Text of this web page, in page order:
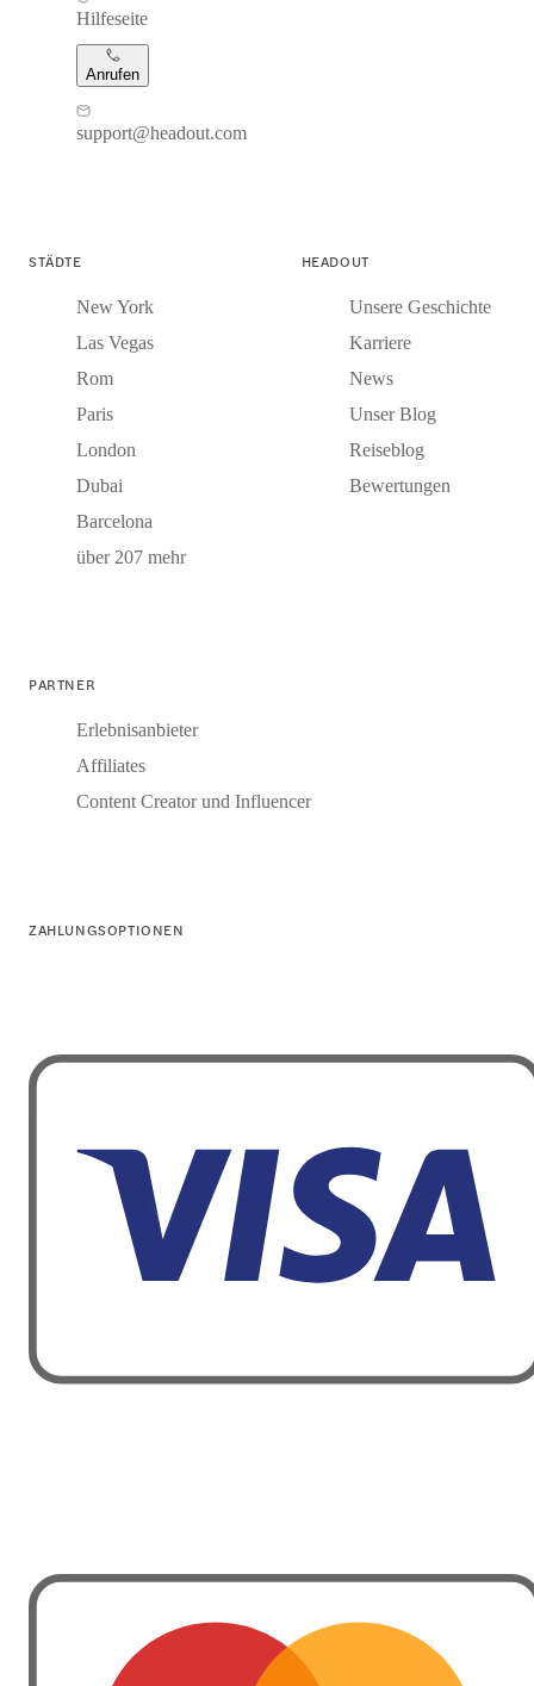
Hilfeseite
Anrufen
support@headout.com
STÄDTE
New York
Las Vegas
Rom
Paris
London
Dubai
Barcelona
über 207 mehr
HEADOUT
Unsere Geschichte
Karriere
News
Unser Blog
Reiseblog
Bewertungen
PARTNER
Erlebnisanbieter
Affiliates
Content Creator und Influencer
ZAHLUNGSOPTIONEN